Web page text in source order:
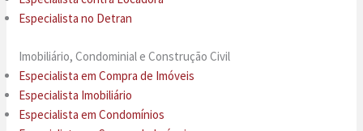
Especialista no Detran
Imobiliário, Condominial e Construção Civil
Especialista em Compra de Imóveis
Especialista Imobiliário
Especialista em Condomínios